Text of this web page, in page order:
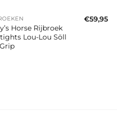
Horse Rijbroek
Lou-Lou Söll
€59,95